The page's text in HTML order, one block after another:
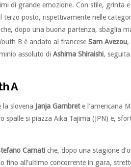
di grande emozione. Con stile, grinta
terzo posto, rispettivamente nelle
dopo una buona partenza, sbaglia
B è andato al francese Sam Avezou,
assoluto di Ashima Shiraishi,
A
la slovena Janja Garnbrete l’americana
spalle si piazza Aika Tajima (JPN) e,
Carnati che, dopo una stagione
fino all’ultimo concorrente in gara,